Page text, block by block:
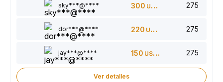
sky***@**** 300 USDT 275
dor***@**** 220 USDT 275
jay***@**** 150 USDT 275
Ver detalles